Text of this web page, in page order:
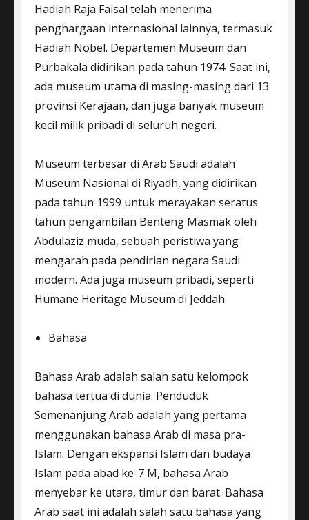
Hadiah Raja Faisal telah menerima
penghargaan internasional lainnya, termasuk
Hadiah Nobel. Departemen Museum dan
Purbakala didirikan pada tahun 1974. Saat ini,
ada museum utama di masing-masing dari 13
provinsi Kerajaan, dan juga banyak museum
kecil milik pribadi di seluruh negeri.
Museum terbesar di Arab Saudi adalah
Museum Nasional di Riyadh, yang didirikan
pada tahun 1999 untuk merayakan seratus
tahun pengambilan Benteng Masmak oleh
Abdulaziz muda, sebuah peristiwa yang
mengarah pada pendirian negara Saudi
modern. Ada juga museum pribadi, seperti
Humane Heritage Museum di Jeddah.
Bahasa
Bahasa Arab adalah salah satu kelompok
bahasa tertua di dunia. Penduduk
Semenanjung Arab adalah yang pertama
menggunakan bahasa Arab di masa pra-
Islam. Dengan ekspansi Islam dan budaya
Islam pada abad ke-7 M, bahasa Arab
menyebar ke utara, timur dan barat. Bahasa
Arab saat ini adalah salah satu bahasa yang